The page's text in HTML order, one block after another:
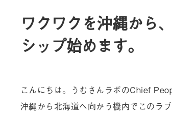
ワクワクを沖縄から
シップ始めます。
こんにちは。うむさんラボのChief
沖縄から北海道へ向かう機内でこのラ